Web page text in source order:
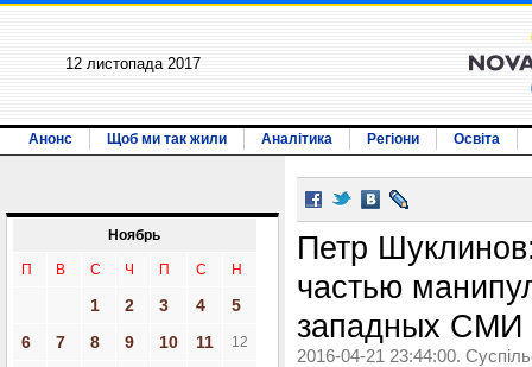
12 листопада 2017
Анонс Щоб ми так жили Аналітика Регіони Освіта
Ноябрь
П В С Ч П С Н
1 2 3 4
5
6
7 8 9 10 11 12
Петр
частью
западных СМИ
2016-04-21 23:44:00.